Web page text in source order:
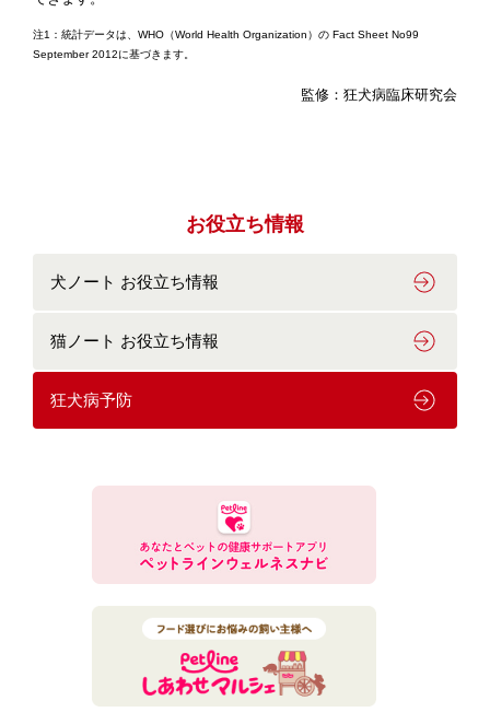
注1：統計データは、WHO（World Health Organization）の Fact Sheet No99
September 2012に基づきます。
監修：狂犬病臨床研究会
お役立ち情報
犬ノート お役立ち情報
猫ノート お役立ち情報
狂犬病予防